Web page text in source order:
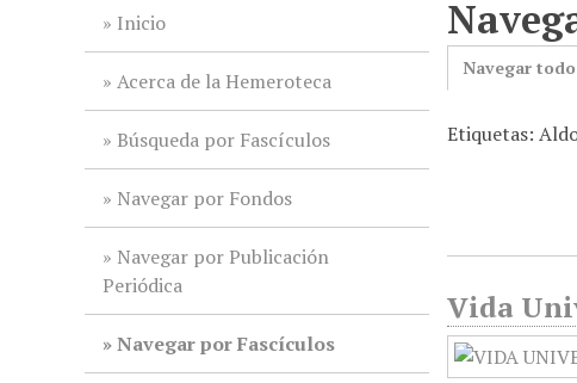
Inicio
Acerca de la Hemeroteca
Búsqueda por Fascículos
Navegar por Fondos
Navegar por Publicación
Periódica
Navegar por Fascículos
Navegar todo
Etiquetas:
Vida